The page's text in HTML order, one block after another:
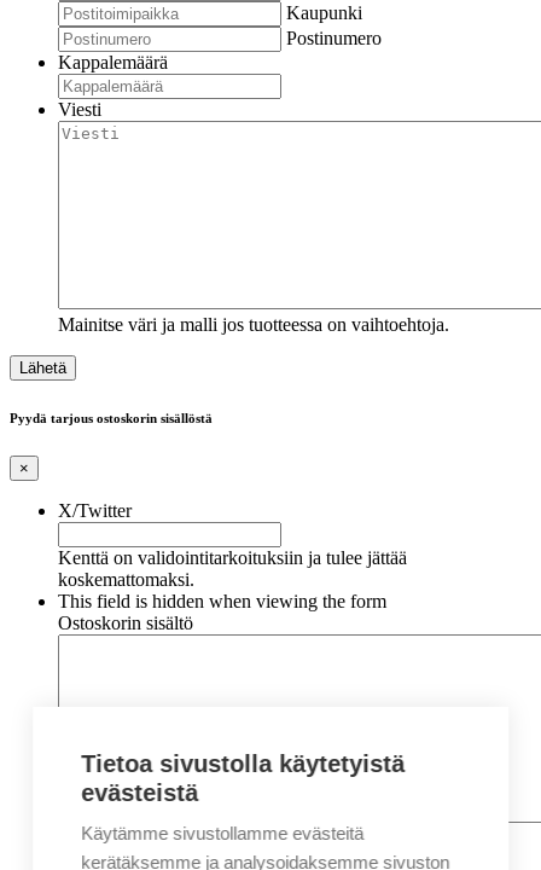
Kaupunki
Postinumero
Kappalemäärä
Viesti
Mainitse väri ja malli jos tuotteessa on vaihtoehtoja.
Pyydä tarjous ostoskorin sisällöstä
×
X/Twitter
Kenttä on validointitarkoituksiin ja tulee jättää
koskemattomaksi.
This field is hidden when viewing the form
Ostoskorin sisältö
Nimi*
Etunimi
Tietoa sivustolla käytetyistä
evästeistä
Käytämme sivustollamme evästeitä
kerätäksemme ja analysoidaksemme sivuston